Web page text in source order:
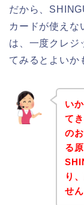
だから、
カードが使えな
は、一度クレジ
てみるとよいか
い
て
の
る
り
せん